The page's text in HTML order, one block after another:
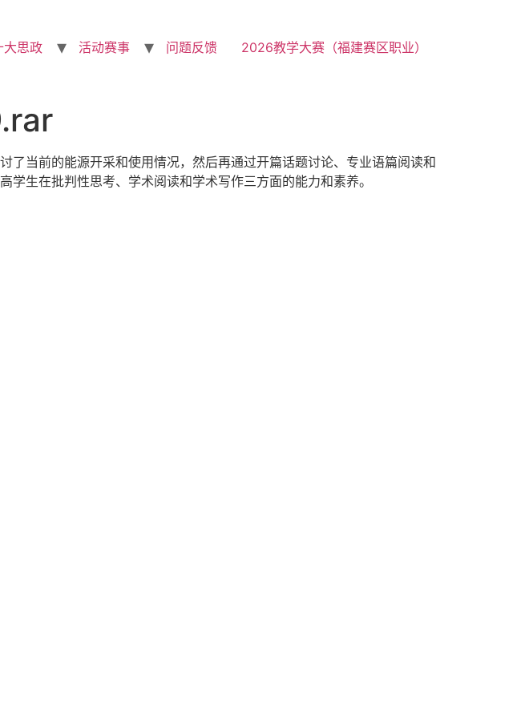
大思政 活动赛事 问题反馈 2026教学大赛（福建赛区职业）
当前的能源开采和使用情况，然后再通过开篇话题讨论、专业语篇阅读和
生在批判性思考、学术阅读和学术写作三方面的能力和素养。